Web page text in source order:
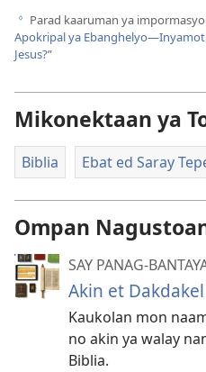
g Parad kaaruman ya
Apokripal ya
Jesus?”
Mikonektaan ya
Biblia Ebat ed Saray
Ompan
SAY PANAG-
Akin et
Kaukolan mon
no akin ya walay
Biblia.